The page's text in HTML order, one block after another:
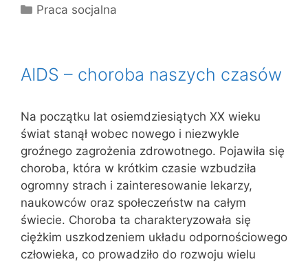
Kategorie
Praca socjalna
AIDS – choroba naszych czasów
Na początku lat osiemdziesiątych XX wieku
świat stanął wobec nowego i niezwykle
groźnego zagrożenia zdrowotnego. Pojawiła się
choroba, która w krótkim czasie wzbudziła
ogromny strach i zainteresowanie lekarzy,
naukowców oraz społeczeństw na całym
świecie. Choroba ta charakteryzowała się
ciężkim uszkodzeniem układu odpornościowego
człowieka, co prowadziło do rozwoju wielu